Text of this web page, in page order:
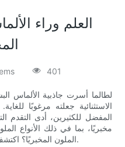
العلم وراء
401
لطالما أسرت جاذبية الألماس
الاستثنائية جعلته مرغوبًا
المفضل للكثيرين، أدى التقدم
مخبريًا، بما في ذلك الأنواع
الملون المخبريًا؟ اكتشف العلم الرائع وراء هذا الابتكار الثوري.